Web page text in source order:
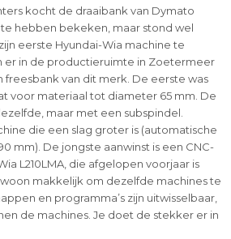
kocht de draaibank van Dymato
hebben bekeken, maar stond wel
eerste Hyundai-Wia machine te
er in de productieruimte in Zoetermeer
freesbank van dit merk. De eerste was
voor materiaal tot diameter 65 mm. De
maar met een subspindel.
die een slag groter is (automatische
mm). De jongste aanwinst is een CNC-
L210LMA, die afgelopen voorjaar is
makkelijk om dezelfde machines te
en programma’s zijn uitwisselbaar,
de machines. Je doet de stekker er in